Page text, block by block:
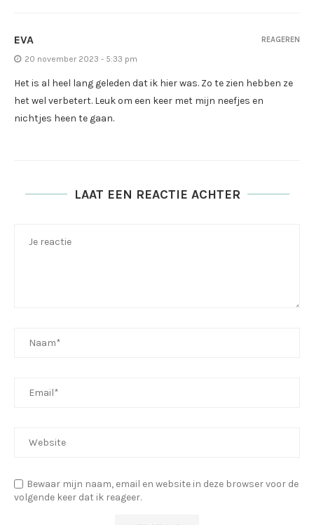
EVA
20 november 2023 - 5:33 pm
Het is al heel lang geleden dat ik hier was. Zo te zien hebben ze
het wel verbetert. Leuk om een keer met mijn neefjes en
nichtjes heen te gaan.
REAGEREN
LAAT EEN REACTIE ACHTER
Bewaar mijn naam, email en website in deze browser voor de
volgende keer dat ik reageer.